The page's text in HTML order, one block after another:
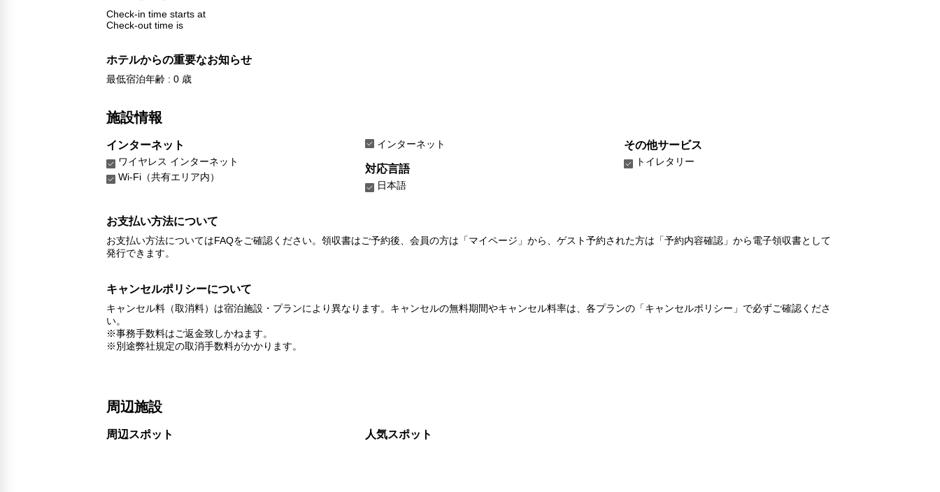
Check-in time starts at
Check-out time is
ホテルからの重要なお知らせ
最低宿泊年齢 : 0 歳
施設情報
インターネット
ワイヤレス インターネット
Wi-Fi（共有エリア内）
インターネット
対応言語
日本語
その他サービス
トイレタリー
お支払い方法について
お支払い方法についてはFAQをご確認ください。領収書はご予約後、会員の方は「マイページ」から、ゲスト予約された方は「予約内容確認」から電子領収書として
発行できます。
キャンセルポリシーについて
キャンセル料（取消料）は宿泊施設・プランにより異なります。キャンセルの無料期間やキャンセル料率は、各プランの「キャンセルポリシー」で必ずご確認くださ
い。
※事務手数料はご返金致しかねます。
※別途弊社規定の取消手数料がかかります。
周辺施設
周辺スポット 人気スポット